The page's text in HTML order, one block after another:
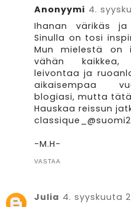
Anonyymi 4.
Ihanan värikäs ja
Sinulla on tosi
Mun mielestä
vähän kaikkea,
leivontaa ja
aikaisempaa
blogiasi, mutta
Hauskaa reissun
-M.H-
VASTAA
Julia 4. syyskuuta